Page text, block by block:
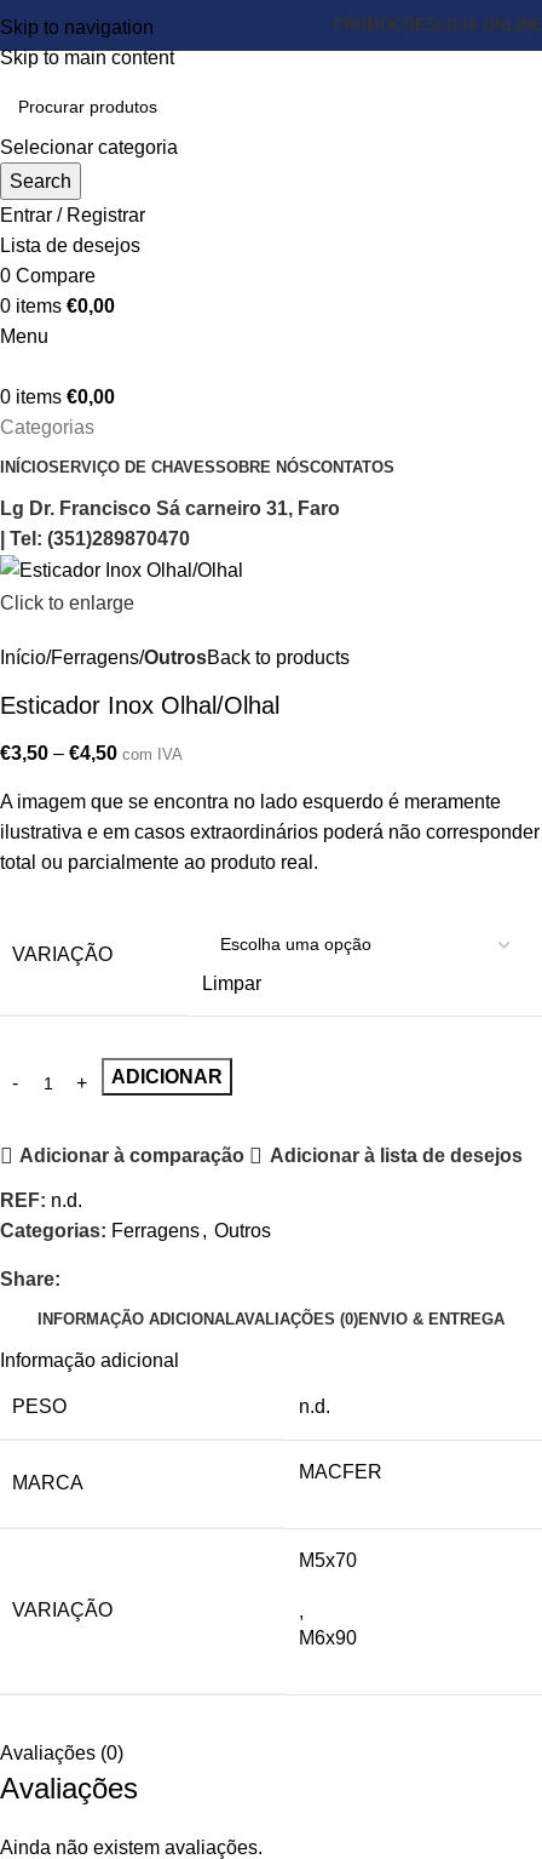
Skip to navigation
Skip to main content
PROMOÇÕES LOJA ONLINE
Selecionar categoria
Search
Entrar / Registrar
Lista de desejos
0 Compare
0 items €0,00
Menu
0 items €0,00
Categorias
INÍCIOSERVIÇO DE CHAVESSOBRE NÓSCONTATOS
Lg Dr. Francisco Sá carneiro 31, Faro
| Tel: (351)289870470
Click to enlarge
Início Ferragens OutrosBack to products
Esticador Inox Olhal/Olhal
€3,50 – €4,50 com IVA
A imagem que se encontra no lado esquerdo é meramente
ilustrativa e em casos extraordinários poderá não corresponder
total ou parcialmente ao produto real.
VARIAÇÃO
Limpar
ADICIONAR
Adicionar à comparação Adicionar à lista de desejos
REF: n.d.
Categorias: Ferragens, Outros
Share:
INFORMAÇÃO ADICIONALAVALIAÇÕES (0)ENVIO & ENTREGA
Informação adicional
PESO n.d.
MARCA
MACFER
VARIAÇÃO
M5x70
,
M6x90
Avaliações (0)
Avaliações
Ainda não existem avaliações.